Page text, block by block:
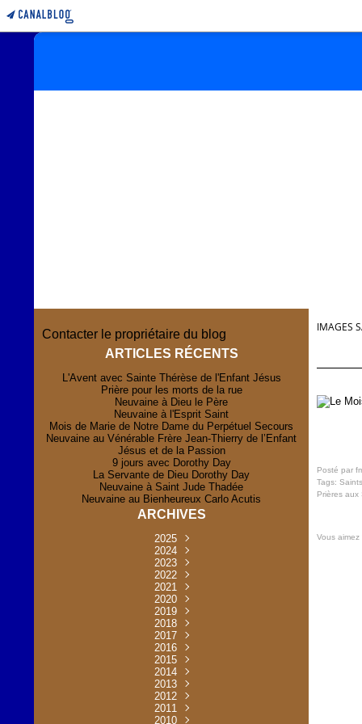
Contacter le propriétaire du blog
ARTICLES RÉCENTS
L'Avent avec Sainte Thérèse de l'Enfant Jésus
Prière pour les morts de la rue
Neuvaine à Dieu le Père
Neuvaine à l'Esprit Saint
Mois de Marie de Notre Dame du Perpétuel Secours
Neuvaine au Vénérable Frère Jean-Thierry de l’Enfant
Jésus et de la Passion
9 jours avec Dorothy Day
La Servante de Dieu Dorothy Day
Neuvaine à Saint Jude Thadée
Neuvaine au Bienheureux Carlo Acutis
ARCHIVES
2025
Novembre
Juillet(1)
Mai
(1)
Avril
(1)
Janvier(1)
2024
Novembre
Octobre
Août
(1)
Mai
(8)
Avril
(2)
Mars
(1)
Février(1)
Janvier(2)
2023
Décembre
Novembre
Octobre
Juin
(29)
Mai (31)
Avril
(2)
2022
Décembre
Novembre
Octobre
Août
(33)
Juillet
(32)
Juin
(1)
Mai (35)
Avril
(31)
Mars
(32)
Février(2)
Janvier(30)
2021
Décembre
Novembre
Octobre(30)
Septembre
Août
(30)
Juillet(2)
Mai (30)
Avril
(3)
2020
Décembre
Novembre
Octobre(17)
Septembre
Mai (30)
Avril
(13)
Mars
(1)
2019
Octobre
Mai (30)
Avril
(5)
Mars
(31)
Février(3)
2018
Décembre
Novembre
Octobre
Août
(2)
Juin
(5)
Mai (30)
Avril
(31)
Mars
(3)
2017
Décembre
Novembre
Octobre
Août
(30)
Juillet
(33)
Juin
(4)
Mai (32)
2016
Décembre
Novembre
Octobre
Septembre
Août
(2)
Juin
(4)
2015
Décembre
Novembre
Octobre
Septembre
Août
(4)
2014
Septembre
Août
(3)
Juillet(6)
Juin
(31)
2013
Décembre
Novembre
Octobre
2012
Décembre
Novembre
2011
Décembre
2010
IMAGES
Posté par
Tags: Saints
Prières aux
Vous aimez